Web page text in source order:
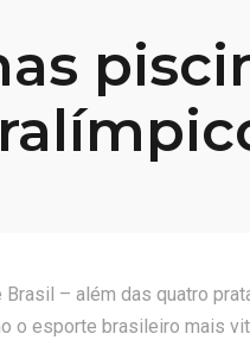
– além das quatro
o esporte brasileiro mais